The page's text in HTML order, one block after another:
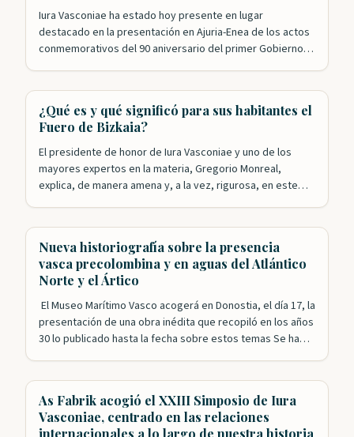
Iura Vasconiae ha estado hoy presente en lugar
destacado en la presentación en Ajuria-Enea de los actos
conmemorativos del 90 aniversario del primer Gobierno
presidido por José Antonio Agirre en la…
¿Qué es y qué significó para sus habitantes el
Fuero de Bizkaia?
El presidente de honor de Iura Vasconiae y uno de los
mayores expertos en la materia, Gregorio Monreal,
explica, de manera amena y, a la vez, rigurosa, en este
Nueva historiografía sobre la presencia
vasca precolombina y en aguas del Atlántico
Norte y el Ártico
El Museo Marítimo Vasco acogerá en Donostia, el día 17, la
presentación de una obra inédita que recopiló en los años
30 lo publicado hasta la fecha sobre estos temas Se ha
As Fabrik acogió el XXIII Simposio de Iura
Vasconiae, centrado en las relaciones
internacionales a lo largo de nuestra historia